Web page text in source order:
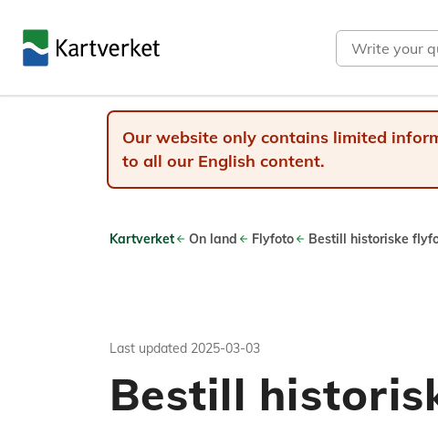
Search
Our website only contains limited
to all our English content.
Kartverket On land Flyfoto Bestill historiske
Last updated 2025-03-03
Bestill